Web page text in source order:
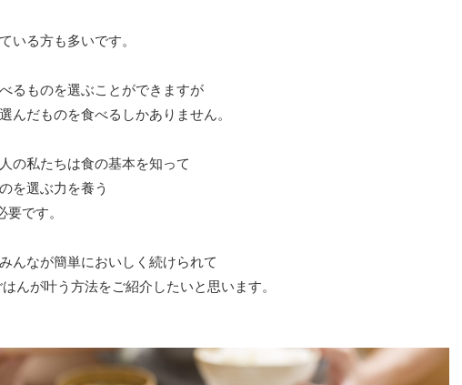
いる方も多いです。
るものを選ぶことができますが
んだものを食べるしかありません。
の私たちは食の基本を知って
を選ぶ力を養う
要です。
んなが簡単においしく続けられて
んが叶う方法をご紹介したいと思います。